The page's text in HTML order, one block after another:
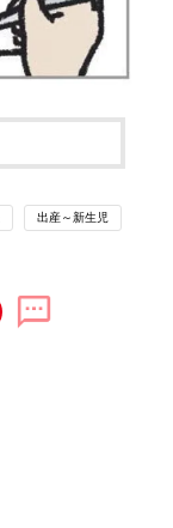
出産～新生児